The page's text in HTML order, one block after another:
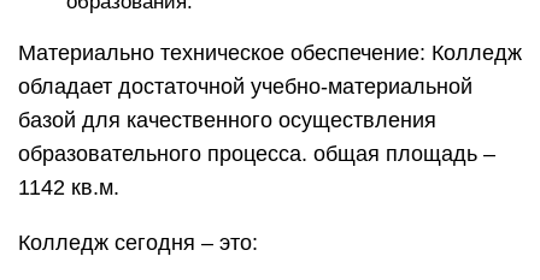
Материально техническое обеспечение: Колледж
обладает достаточной учебно-материальной
базой для качественного осуществления
образовательного процесса. общая площадь –
1142 кв.м.
Колледж сегодня – это: